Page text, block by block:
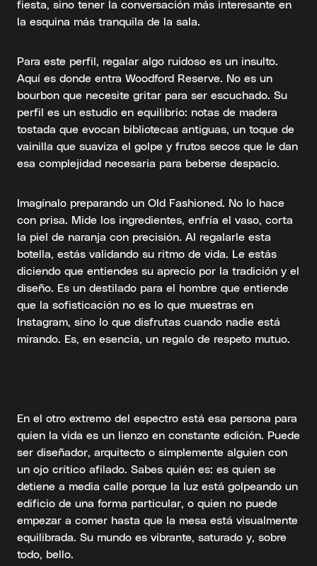
fiesta, sino tener la conversación más interesante en
la esquina más tranquila de la sala.
Para este perfil, regalar algo ruidoso es un insulto.
Aquí es donde entra Woodford Reserve. No es un
bourbon que necesite gritar para ser escuchado. Su
perfil es un estudio en equilibrio: notas de madera
tostada que evocan bibliotecas antiguas, un toque de
vainilla que suaviza el golpe y frutos secos que le dan
esa complejidad necesaria para beberse despacio.
Imagínalo preparando un Old Fashioned. No lo hace
con prisa. Mide los ingredientes, enfría el vaso, corta
la piel de naranja con precisión. Al regalarle esta
botella, estás validando su ritmo de vida. Le estás
diciendo que entiendes su aprecio por la tradición y el
diseño. Es un destilado para el hombre que entiende
que la sofisticación no es lo que muestras en
Instagram, sino lo que disfrutas cuando nadie está
mirando. Es, en esencia, un regalo de respeto mutuo.
En el otro extremo del espectro está esa persona para
quien la vida es un lienzo en constante edición. Puede
ser diseñador, arquitecto o simplemente alguien con
un ojo crítico afilado. Sabes quién es: es quien se
detiene a media calle porque la luz está golpeando un
edificio de una forma particular, o quien no puede
empezar a comer hasta que la mesa está visualmente
equilibrada. Su mundo es vibrante, saturado y, sobre
todo, bello.